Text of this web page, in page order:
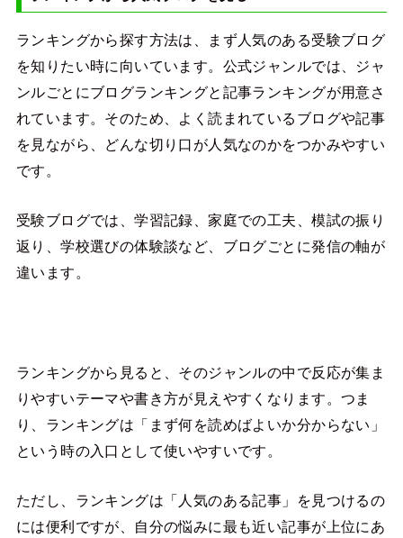
ランキングから探す方法は、まず人気のある受験ブログ
を知りたい時に向いています。公式ジャンルでは、ジャ
ンルごとにブログランキングと記事ランキングが用意さ
れています。そのため、よく読まれているブログや記事
を見ながら、どんな切り口が人気なのかをつかみやすい
です。
受験ブログでは、学習記録、家庭での工夫、模試の振り
返り、学校選びの体験談など、ブログごとに発信の軸が
違います。
ランキングから見ると、そのジャンルの中で反応が集ま
りやすいテーマや書き方が見えやすくなります。つま
り、ランキングは「まず何を読めばよいか分からない」
という時の入口として使いやすいです。
ただし、ランキングは「人気のある記事」を見つけるの
には便利ですが、自分の悩みに最も近い記事が上位にあ